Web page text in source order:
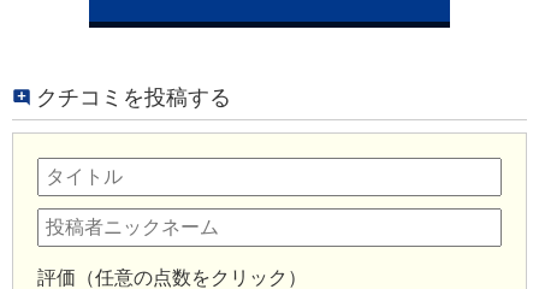
クチコミを投稿する
評価（任意の点数をクリック）